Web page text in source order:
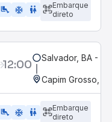
airline_seat_legroom_extra ac_unit WC
Embarque
direto
12:00 Salvador, BA -
Capim Grosso, BA
airline_seat_legroom_extra ac_unit wc
Embarque
direto